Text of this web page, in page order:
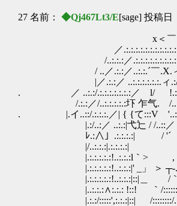
27 名前： ◆Qj467Lt3/E[sage] 投稿日
x＜￣￣￣＞
／
/..:.:.:／.:.:.:.:.:.:.:.:.:.:.::／
/ ..／.:.:／..:.:.´￣.X.ィ
|／.:.:／ ..:.:.:.:.:.:.ィ.:/
. ／ ..:.:/.:.:.:.:.:.:.:／ l/
/.:.:／/..:.:.:.:.:圷 乍气. /
. |.イ..::/.:.:.:.／| { {て:::V
|.:/..:／ ..:.:|弋辷 / /..::／
ﾚ.:∧」.:.:.:.:| ￣ / '´ ん
|/..:.:.:|.:.:.:.:| ゞ
|.:.:.:.:.:!..:.:.:l｀>
|.:.:.:.:.:!..:.:.:|' _」 ＞
|.:.:.:.:.:!..:.:.:|::|＿ /｀ヽ/
|..:.:.:∧:.:.: !::! ｀/:::::::/
|.:.:/:::::',:.:.:|::| /::::::::/..:.:/